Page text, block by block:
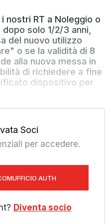
nostri RT a Noleggio o
solo 1/2/3 anni,
del nuovo utilizzo
o se la validità di 8
alla nuova messa in
di richiedere a fine
dispositivo per
Soci
per accedere.
AUTH
Diventa socio